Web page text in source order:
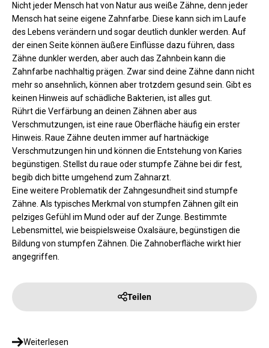
Nicht jeder Mensch hat von Natur aus weiße Zähne, denn jeder
Mensch hat seine eigene Zahnfarbe. Diese kann sich im Laufe
des Lebens verändern und sogar deutlich dunkler werden. Auf
der einen Seite können äußere Einflüsse dazu führen, dass
Zähne dunkler werden, aber auch das Zahnbein kann die
Zahnfarbe nachhaltig prägen. Zwar sind deine Zähne dann nicht
mehr so ansehnlich, können aber trotzdem gesund sein. Gibt es
keinen Hinweis auf schädliche Bakterien, ist alles gut.
Rührt die Verfärbung an deinen Zähnen aber aus
Verschmutzungen, ist eine raue Oberfläche häufig ein erster
Hinweis. Raue Zähne deuten immer auf hartnäckige
Verschmutzungen hin und können die Entstehung von Karies
begünstigen. Stellst du raue oder stumpfe Zähne bei dir fest,
begib dich bitte umgehend zum Zahnarzt.
Eine weitere Problematik der Zahngesundheit sind stumpfe
Zähne. Als typisches Merkmal von stumpfen Zähnen gilt ein
pelziges Gefühl im Mund oder auf der Zunge. Bestimmte
Lebensmittel, wie beispielsweise Oxalsäure, begünstigen die
Bildung von stumpfen Zähnen. Die Zahnoberfläche wirkt hier
angegriffen.
Teilen
Weiterlesen